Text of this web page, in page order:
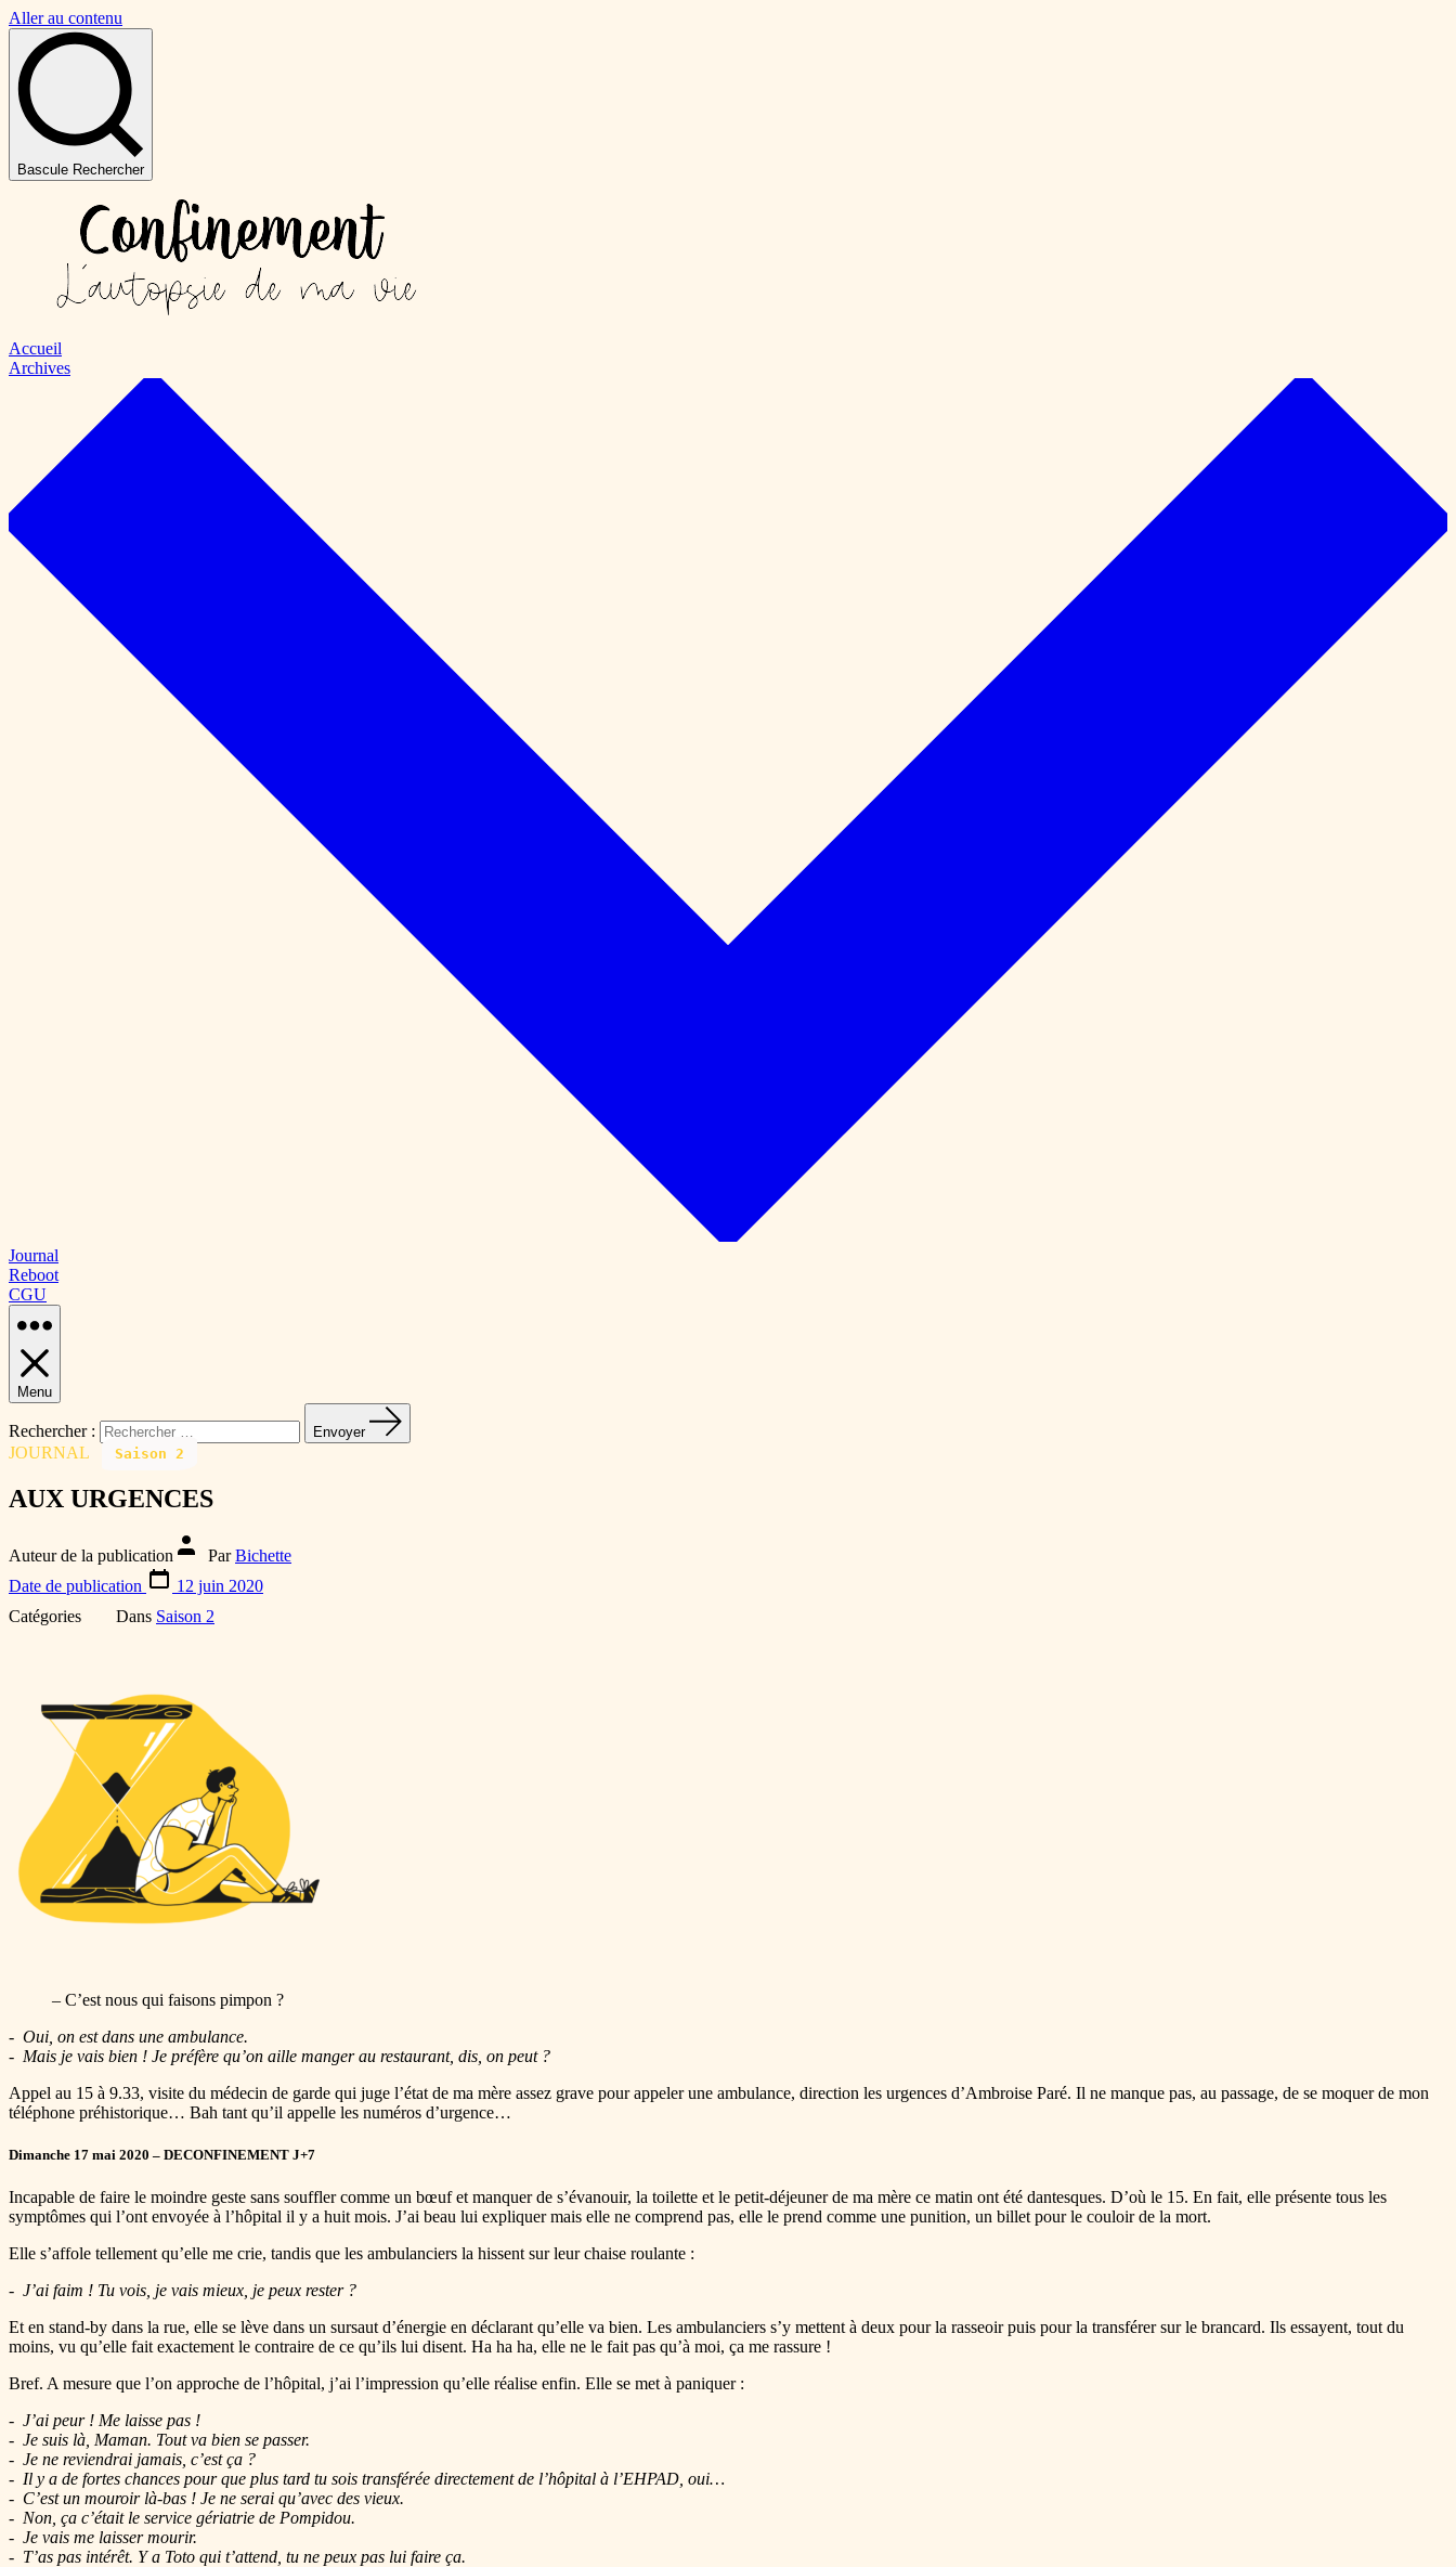
Aller au contenu
Bascule Rechercher
Accueil
Archives
Journal
Reboot
CGU
Menu
Rechercher : Envoyer
JOURNAL Saison 2
AUX URGENCES
Auteur de la publication ParBichette
Date de publication
12 juin 2020
Catégories
Dans Saison 2
– C’est nous qui faisons pimpon ?
Oui, on est dans une ambulance.
Mais je vais bien ! Je préfère qu’on aille manger au restaurant, dis, on peut ?
Appel au 15 à 9.33, visite du médecin de garde qui juge l’état de ma mère assez grave pour appeler une ambulance, direction les urgences d’Ambroise Paré. Il ne manque pas, au passage, de se moquer de mon
téléphone préhistorique… Bah tant qu’il appelle les numéros d’urgence…
Dimanche 17 mai 2020 – DECONFINEMENT J+7
Incapable de faire le moindre geste sans souffler comme un bœuf et manquer de s’évanouir, la toilette et le petit-déjeuner de ma mère ce matin ont été dantesques. D’où le 15. En fait, elle présente tous les
symptômes qui l’ont envoyée à l’hôpital il y a huit mois. J’ai beau lui expliquer mais elle ne comprend pas, elle le prend comme une punition, un billet pour le couloir de la mort.
Elle s’affole tellement qu’elle me crie, tandis que les ambulanciers la hissent sur leur chaise roulante :
J’ai faim ! Tu vois, je vais mieux, je peux rester ?
Et en stand-by dans la rue, elle se lève dans un sursaut d’énergie en déclarant qu’elle va bien. Les ambulanciers s’y mettent à deux pour la rasseoir puis pour la transférer sur le brancard. Ils essayent, tout du
moins, vu qu’elle fait exactement le contraire de ce qu’ils lui disent. Ha ha ha, elle ne le fait pas qu’à moi, ça me rassure !
Bref. A mesure que l’on approche de l’hôpital, j’ai l’impression qu’elle réalise enfin. Elle se met à paniquer :
J’ai peur ! Me laisse pas !
Je suis là, Maman. Tout va bien se passer.
Je ne reviendrai jamais, c’est ça ?
Il y a de fortes chances pour que plus tard tu sois transférée directement de l’hôpital à l’EHPAD, oui…
C’est un mouroir là-bas ! Je ne serai qu’avec des vieux.
Non, ça c’était le service gériatrie de Pompidou.
Je vais me laisser mourir.
T’as pas intérêt. Y a Toto qui t’attend, tu ne peux pas lui faire ça.